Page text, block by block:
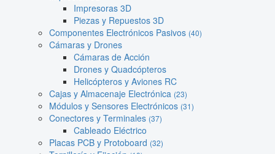
Impresoras 3D
Piezas y Repuestos 3D
Componentes Electrónicos Pasivos (40)
Cámaras y Drones
Cámaras de Acción
Drones y Quadcópteros
Helicópteros y Aviones RC
Cajas y Almacenaje Electrónica (23)
Módulos y Sensores Electrónicos (31)
Conectores y Terminales (37)
Cableado Eléctrico
Placas PCB y Protoboard (32)